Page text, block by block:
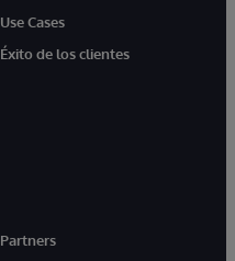
Use Cases
Éxito de los clientes
Partners